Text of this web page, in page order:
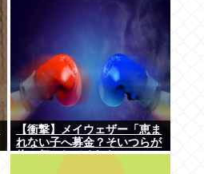
【衝撃】メイウェザー「恵ま
れない子へ募金？そいつらが
俺に何かしてくれたの